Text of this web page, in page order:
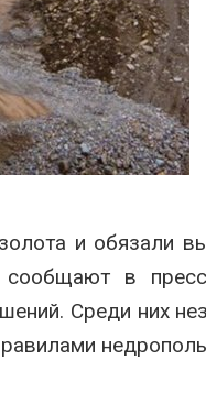
и обязали
в
Среди них
судов из-за
пресной воды
6, 2026
В китайской
Шэньси из-за
тыс. человек
6, 2026
установили
вторсырья
6, 2026